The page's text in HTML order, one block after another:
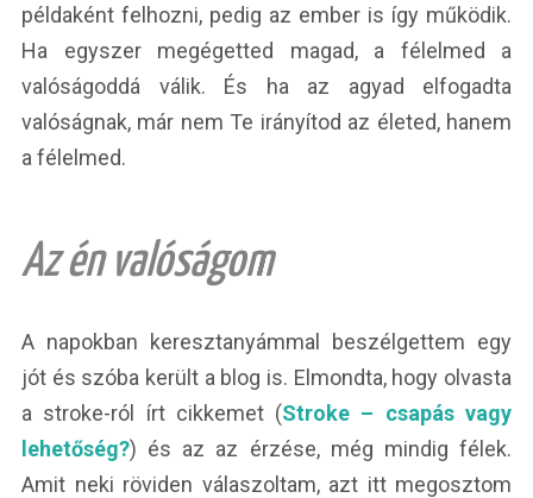
példaként felhozni, pedig az ember is így működik.
Ha egyszer megégetted magad, a félelmed a
valóságoddá válik. És ha az agyad elfogadta
valóságnak, már nem Te irányítod az életed, hanem
a félelmed.
Az én valóságom
A napokban keresztanyámmal beszélgettem egy
jót és szóba került a blog is. Elmondta, hogy olvasta
a stroke-ról írt cikkemet (Stroke – csapás vagy
lehetőség?) és az az érzése, még mindig félek.
Amit neki röviden válaszoltam, azt itt megosztom